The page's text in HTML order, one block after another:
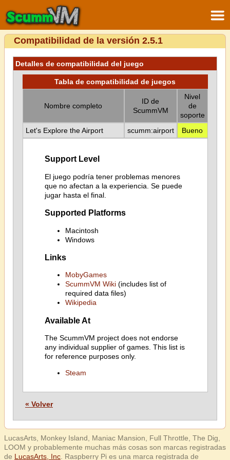
Compatibilidad de la versión 2.5.1
Detalles de compatibilidad del juego
Tabla de compatibilidad de juegos
Nombre completo
ID de
ScummVM
Nivel
de
soporte
Let's Explore the Airport
scumm:airport Bueno
Support Level
El juego podría tener problemas menores
que no afectan a la experiencia. Se puede
jugar hasta el final.
Supported Platforms
Macintosh
Windows
Links
MobyGames
ScummVM Wiki(includes list of
required data files)
Wikipedia
Available At
The ScummVM project does not endorse
any individual supplier of games. This list is
for reference purposes only.
Steam
« Volver
LucasArts, Monkey Island, Maniac Mansion, Full Throttle, The Dig,
LOOM y probablemente muchas más cosas son marcas registradas
de LucasArts, Inc . Raspberry Pi es una marca registrada de